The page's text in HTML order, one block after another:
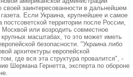
заинтересованности в дальнейшем
Если Украина, крупнейшее и самое
постсоветской территории после России,
или возродить совместное
масштабах, то это может иметь
безопасности. "Украина либо
архитектуры европейской
где вся эта структура провалится", -
Шермана Гернетта, эксперта по обороне